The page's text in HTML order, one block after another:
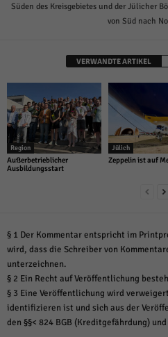
Süden des Kreisgebietes und der Jülicher
von Süd nach
VERWANDTE ARTIKEL
Region
Außerbetrieblicher
Ausbildungsstart
Jülich
Zeppelin ist auf
§ 1 Der Kommentar entspricht im
wird, dass die Schreiber von
unterzeichnen.
§ 2 Ein Recht auf Veröffentlichung
§ 3 Eine Veröffentlichung wird
identifizieren ist und sich aus der
den §§< 824 BGB (Kreditgefährdung)